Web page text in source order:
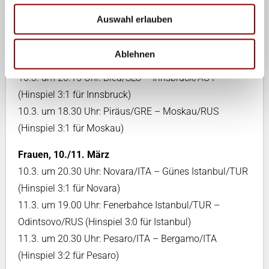
Auswahl erlauben
Ablehnen
9.3. um 18.00 Uhr: Rzeszow/POL – Trento/ITA
(Hinspiel 3:0 für Trento)
10.3. um 20.15 Uhr: Bled/SLO – Innsbruck/AUT
(Hinspiel 3:1 für Innsbruck)
10.3. um 18.30 Uhr: Piräus/GRE – Moskau/RUS
(Hinspiel 3:1 für Moskau)
Frauen, 10./11. März
10.3. um 20.30 Uhr: Novara/ITA – Günes Istanbul/TUR
(Hinspiel 3:1 für Novara)
11.3. um 19.00 Uhr: Fenerbahce Istanbul/TUR –
Odintsovo/RUS (Hinspiel 3:0 für Istanbul)
11.3. um 20.30 Uhr: Pesaro/ITA – Bergamo/ITA
(Hinspiel 3:2 für Pesaro)